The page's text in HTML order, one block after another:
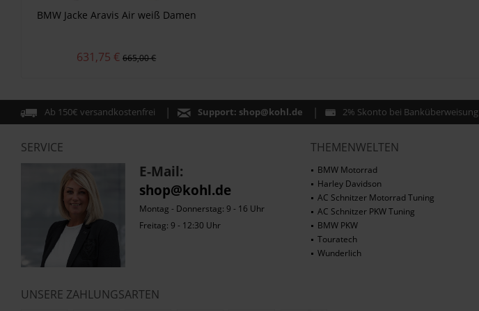
BMW Jacke Aravis Air weiß Damen
631,75 € 665,00 €
Ab 150€ versandkostenfrei Support: shop@kohl.de 2% Skonto bei Banküberweisung
SERVICE
E-Mail:
shop@kohl.de
Montag - Donnerstag: 9 - 16 Uhr
Freitag: 9 - 12:30 Uhr
THEMENWELTEN
BMW Motorrad
Harley Davidson
AC Schnitzer Motorrad Tuning
AC Schnitzer PKW Tuning
BMW PKW
Touratech
Wunderlich
UNSERE ZAHLUNGSARTEN